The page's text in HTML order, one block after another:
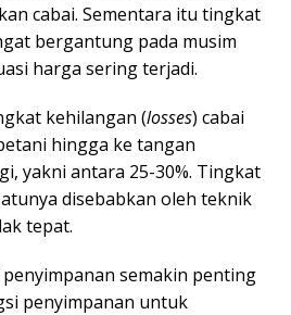
cabai. Sementara itu tingkat
bergantung pada musim
harga sering terjadi.
kehilangan (losses) cabai
hingga ke tangan
yakni antara 25-30%. Tingkat
disebabkan oleh teknik
tepat.
semakin penting
penyimpanan untuk